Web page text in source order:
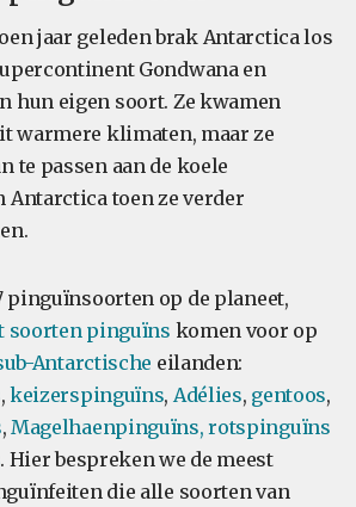
jaar geleden brak Antarctica los
Gondwana en
hun eigen soort. Ze kwamen
warmere klimaten, maar ze
te passen aan de koele
Antarctica toen ze verder
pinguïnsoorten op de planeet,
soorten pinguïns komen voor op
Antarctische eilanden:
, keizerspinguïns, Adélies, gentoos,
, Magelhaenpinguïns, rotspinguïns
. Hier bespreken we de meest
die alle soorten van